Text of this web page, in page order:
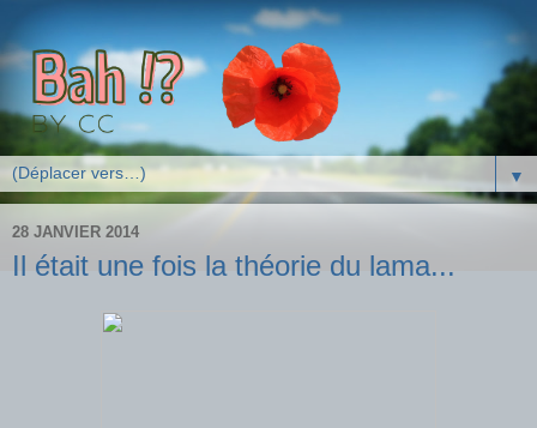
▼
28 JANVIER 2014
Il était une fois la théorie du lama...